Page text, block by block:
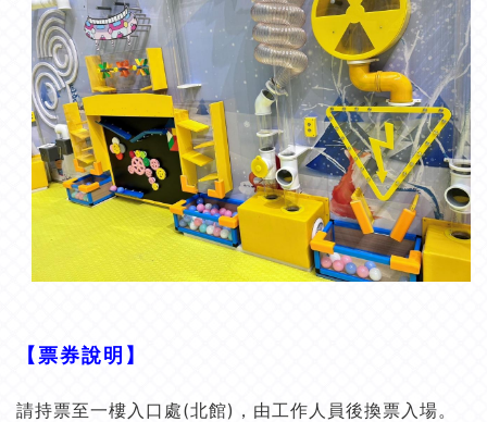
【票券說明】
請持票至一樓入口處(北館)，由工作人員後換票入場。